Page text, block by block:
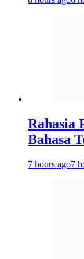
Rahasia
Bahasa
7 hours ago7